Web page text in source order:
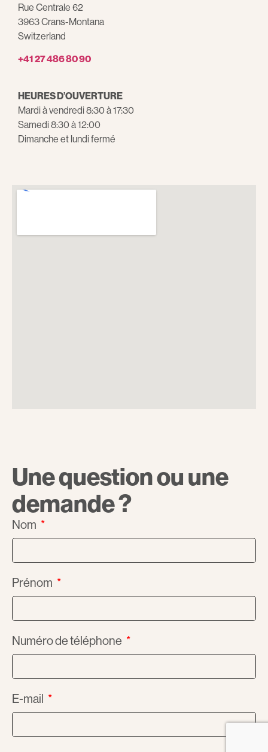
Rue Centrale 62
3963 Crans-Montana
Switzerland
+41 27 486 80 90
HEURES D’OUVERTURE
Mardi à vendredi 8:30 à 17:30
Samedi 8:30 à 12:00
Dimanche et lundi fermé
Une question ou une
demande ?
Nom
Prénom
Numéro de téléphone
E-mail